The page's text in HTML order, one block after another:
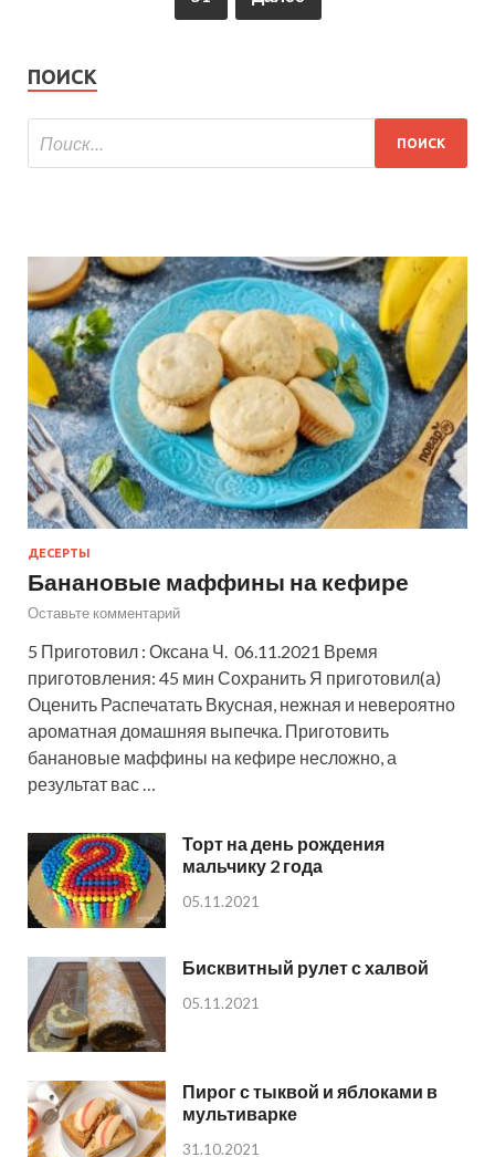
ПОИСК
ДЕСЕРТЫ
Банановые маффины на кефире
Оставьте комментарий
5 Приготовил : Оксана Ч. 06.11.2021 Время
приготовления: 45 мин Сохранить Я приготовил(а)
Оценить Распечатать Вкусная, нежная и невероятно
ароматная домашняя выпечка. Приготовить
банановые маффины на кефире несложно, а
результат вас …
Торт на день рождения
мальчику 2 года
05.11.2021
Бисквитный рулет с халвой
05.11.2021
Пирог с тыквой и яблоками в
мультиварке
31.10.2021